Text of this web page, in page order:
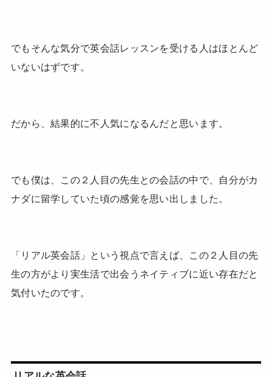
でもそんな気分で英会話レッスンを受ける人はほとんど
いないはずです。
だから、結果的に不人気になるんだと思います。
でも僕は、この２人目の先生との会話の中で、自分がカ
ナダに留学していた頃の感覚を思い出しました。
「リアル英会話」という視点で言えば、この２人目の先
生の方がより実生活で出会うネイティブに近い存在だと
気付いたのです。